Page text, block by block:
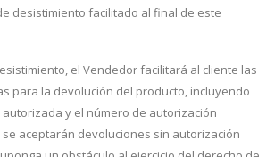
desistimiento facilitado al final de este
el Vendedor facilitará al cliente las
para la devolución del producto, incluyendo
y el número de autorización
aceptarán devoluciones sin autorización